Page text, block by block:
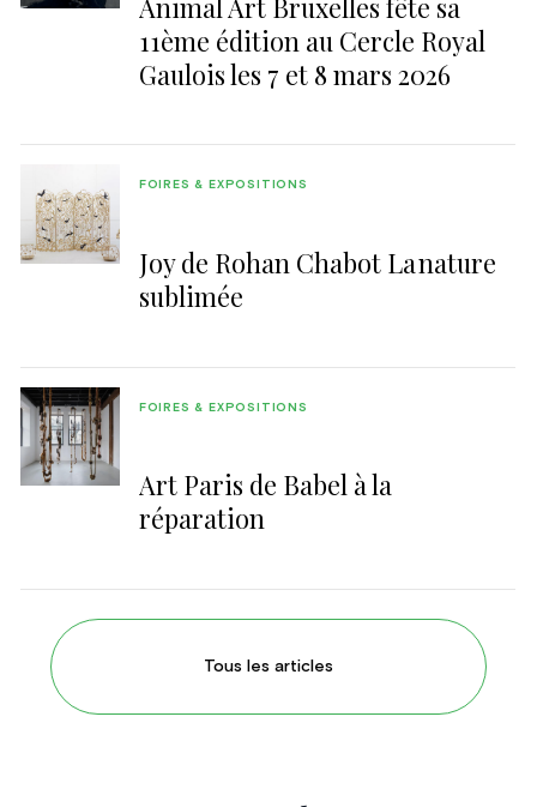
11ème édition au Cercle Royal
Gaulois les 7 et 8 mars 2026
Joy de Rohan Chabot La nature
sublimée
FOIRES & EXPOSITIONS
Art Paris de Babel à la
réparation
FOIRES & EXPOSITIONS
Tous les articles